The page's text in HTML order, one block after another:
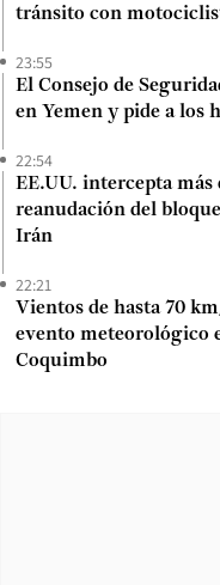
tránsito con
23:55
El Consejo de
en Yemen y pide a los
22:54
EE.UU. intercepta más
reanudación del
Irán
22:21
Vientos de hasta 70
evento meteorológico
Coquimbo